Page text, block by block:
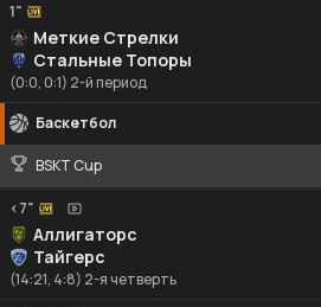
1"
Меткие Стрелки
Стальные Топоры
(0:0, 0:1) 2-й период
Баскетбол
BSKT Cup
<7"
Аллигаторс
Тайгерс
(14:21, 4:8) 2-я четверть